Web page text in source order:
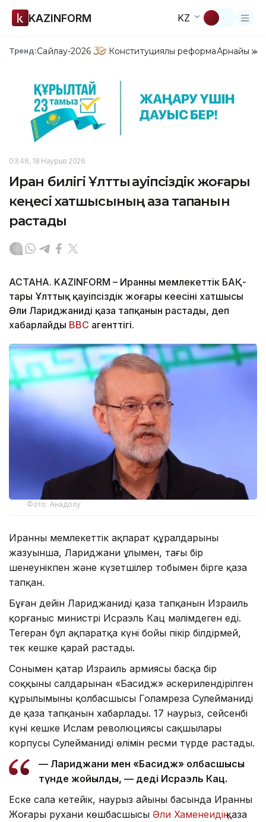
KAZINFORM KZ
Тренд:Сайлау-2026 Конституциялық реформаАрнайы
03:46, 18 Наурыз 2026
Иран билігі Ұлттық қауіпсіздік жоғары
кеңесі хатшысының қаза тапқанын
растады
АСТАНА. KAZINFORM – Иранның мемлекеттік БАҚ-
тары Ұлттық қауіпсіздік жоғары кеңесінің хатшысы
Әли Лариджанидің қаза тапқанын растады, деп
хабарлайды BBC агенттігі.
Фото: Анадолу
Иранның мемлекеттік ақпарат құралдарының
жазуынша, Лариджани ұлымен, тағы бір
шенеунікпен және күзетшілер тобымен бірге қаза
тапқан.
Бұған дейін Лариджанидің қаза тапқанын Израиль
қорғаныс министрі Исраэль Кац мәлімдеген еді.
Тегеран бұл ақпаратқа күні бойы пікір білдірмей,
тек кешке қарай растады.
Сонымен қатар Израиль армиясы басқа бір
соққының салдарынан «Басидж» әскерилендірілген
құрылымының қолбасшысы Голамреза Сулейманидің
де қаза тапқанын хабарлады. 17 наурыз, сейсенбі
күні кешке Ислам революциясы сақшылары
корпусы Сулейманидің өлімін ресми түрде растады.
— Лариджани мен «Басидж» қолбасшысы
түнде жойылды, — деді Исраэль Кац.
Еске сала кетейік, наурыз айының басында Иранның
Жоғары рухани көшбасшысы Әли Хаменеидіңқаза